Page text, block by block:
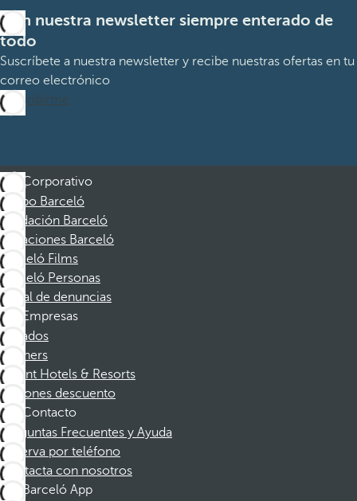
Con nuestra newsletter siempre enterado de
todo
Suscríbete a nuestra newsletter y recibe nuestras ofertas en tu
correo electrónico
Suscribirme
Corporativo
Grupo Barceló
Fundación Barceló
Vacaciones Barceló
Barceló Films
Barceló Personas
Canal de denuncias
Empresas
Afiliados
Partners
Dorint Hotels & Resorts
Cupones descuento
Contacto
Preguntas Frecuentes y Ayuda
Reserva por teléfono
Contacta con nosotros
Barceló App